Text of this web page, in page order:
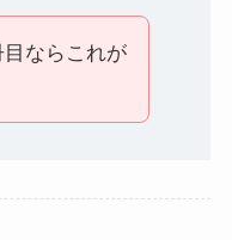
ならこれが